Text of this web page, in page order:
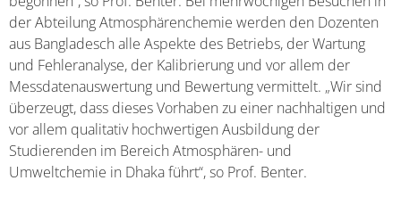
der Abteilung Atmosphärenchemie werden den Dozenten
aus Bangladesch alle Aspekte des Betriebs, der Wartung
und Fehleranalyse, der Kalibrierung und vor allem der
Messdatenauswertung und Bewertung vermittelt. „Wir sind
überzeugt, dass dieses Vorhaben zu einer nachhaltigen und
vor allem qualitativ hochwertigen Ausbildung der
Studierenden im Bereich Atmosphären- und
Umweltchemie in Dhaka führt“, so Prof. Benter.